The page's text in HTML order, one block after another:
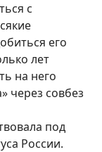
с
его
лет
на него
через совбез
под
России.